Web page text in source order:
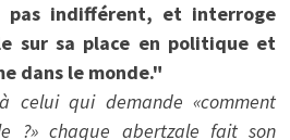
indifférent, et interroge
sur sa place en politique et
dans le monde."
celui qui demande «comment
?» chaque abertzale fait son